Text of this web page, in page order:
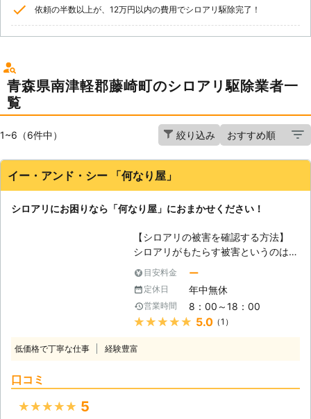
依頼の半数以上が、12万円以内の費用でシロアリ駆除完了！
青森県南津軽郡藤崎町のシロアリ駆除業者一
覧
1~6（6件中） 絞り込み
イー・アンド・シー 「何なり屋」
シロアリにお困りなら「何なり屋」におまかせください！
【シロアリの被害を確認する方法】
シロアリがもたらす被害というのは人
目がつかない進行していくので、被害
を見つけることが遅れてしまいがちで
す。では、その被害がこれ以上広がっ
てしまわないようにする為にはどうす
ればいいのでしょうか。すぐに出来る
方法というのは、家の柱や壁を叩いた
目安料金 ー
定休日 年中無休
営業時間 8：00～18：00
★★★★★ 5.0（1）
低価格で丁寧な仕事 経験豊富
口コミ
★★★★★ 5